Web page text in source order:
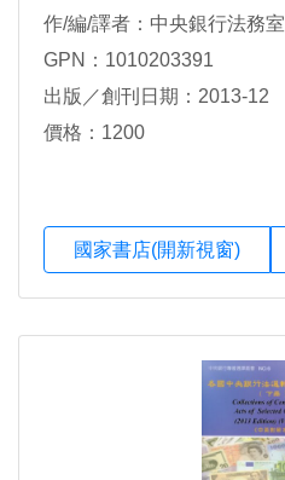
作/編/譯者：中央銀行法務室
GPN：1010203391
出版／創刊日期：2013-12
價格：1200
國家書店(開新視窗)